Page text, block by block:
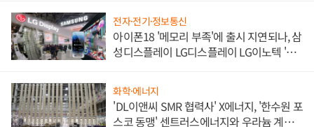
전자·전기·정보통신
아이폰18 '메모리 부족'에 출시 지연되나, 삼
성디스플레이 LG디스플레이 LG이노텍 '탈
화학·에너지
'DL이앤씨 SMR 협력사' X에너지, '한수원 포
스코 동맹' 센트러스에너지와 우라늄 계약